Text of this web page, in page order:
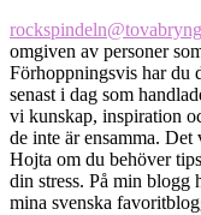
rockspindeln
omgiven av personer
Förhoppningsvis har du
senast i dag som
vi kunskap, inspiration
de inte är ensamma.
Hojta om du behöver
din stress. På min blogg
mina svenska